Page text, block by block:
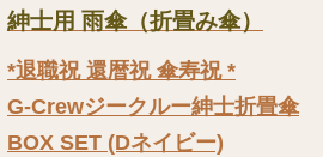
紳士用 雨傘（折畳み傘）
*退職祝 還暦祝 傘寿祝 *
G-Crewジークルー紳士折畳傘
BOX SET (Dネイビー)